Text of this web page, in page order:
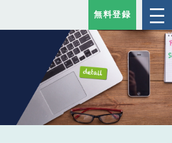
無料登録